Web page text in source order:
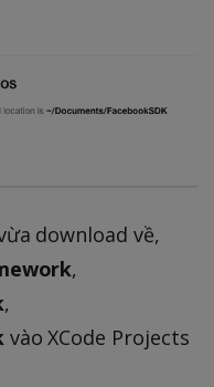
download về,
,
,
vào XCode Projects